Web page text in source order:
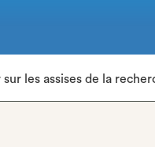
sur les assises de la